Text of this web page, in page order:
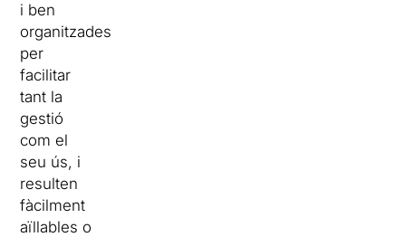
i ben
organitzades
per
facilitar
tant la
gestió
com el
seu ús, i
resulten
fàcilment
aïllables o